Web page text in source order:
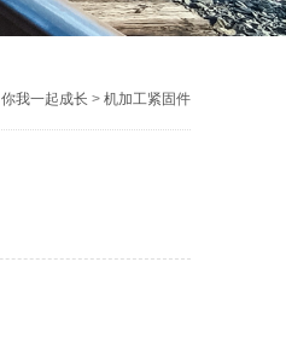
你我一起成长 > 机加工紧固件